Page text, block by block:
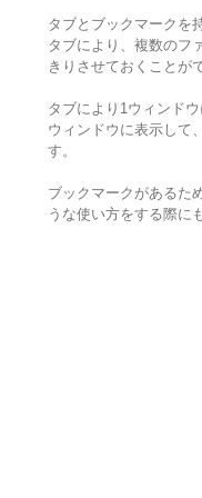
タブとブックマークを
タブにより、複数のフ
きりさせておくことが
タブにより1ウィンド
ウィンドウに表示して
す。
ブックマークがあるた
うな使い方をする際に